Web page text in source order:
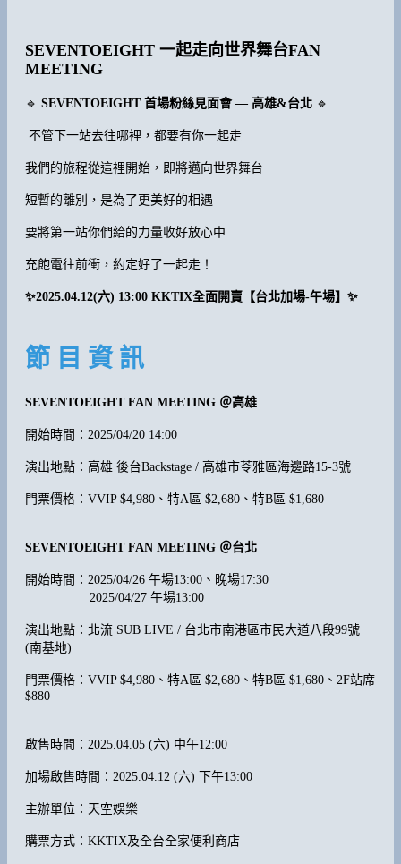
SEVENTOEIGHT 一起走向世界舞台FAN
MEETING
🔹 SEVENTOEIGHT 首場粉絲見面會 — 高雄&台北 🔹
不管下一站去往哪裡，都要有你一起走
我們的旅程從這裡開始，即將邁向世界舞台
短暫的離別，是為了更美好的相遇
要將第一站你們給的力量收好放心中
充飽電往前衝，約定好了一起走！
✨2025.04.12(六) 13:00 KKTIX全面開賣【台北加場-午場】✨
節 目 資 訊
SEVENTOEIGHT FAN MEETING ＠高雄
開始時間：2025/04/20 14:00
演出地點：高雄 後台Backstage / 高雄市苓雅區海邊路15-3號
門票價格：VVIP $4,980、特A區 $2,680、特B區 $1,680
SEVENTOEIGHT FAN MEETING ＠台北
開始時間：2025/04/26 午場13:00、晚場17:30
2025/04/27 午場13:00
演出地點：北流 SUB LIVE / 台北市南港區市民大道八段99號
(南基地)
門票價格：VVIP $4,980、特A區 $2,680、特B區 $1,680、2F站席
$880
啟售時間：2025.04.05 (六) 中午12:00
加場啟售時間：2025.04.12 (六) 下午13:00
主辦單位：天空娛樂
購票方式：KKTIX及全台全家便利商店